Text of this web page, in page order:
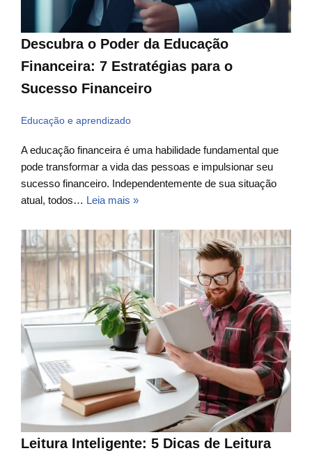
Descubra o Poder da Educação
Financeira: 7 Estratégias para o
Sucesso Financeiro
Educação e aprendizado
A educação financeira é uma habilidade fundamental que
pode transformar a vida das pessoas e impulsionar seu
sucesso financeiro. Independentemente de sua situação
atual, todos… Leia mais »
Leitura Inteligente: 5 Dicas de Leitura